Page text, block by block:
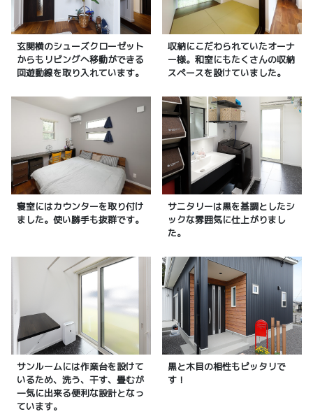
玄関横のシューズクローゼット
からもリビングへ移動ができる
回遊動線を取り入れています。
収納にこだわられていたオーナ
ー様。和室にもたくさんの収納
スペースを設けていました。
寝室にはカウンターを取り付け
ました。使い勝手も抜群です。
サニタリーは黒を基調としたシ
ックな雰囲気に仕上がりまし
た。
サンルームには作業台を設けて
いるため、洗う、干す、畳むが
一気に出来る便利な設計となっ
ています。
黒と木目の相性もピッタリで
す！